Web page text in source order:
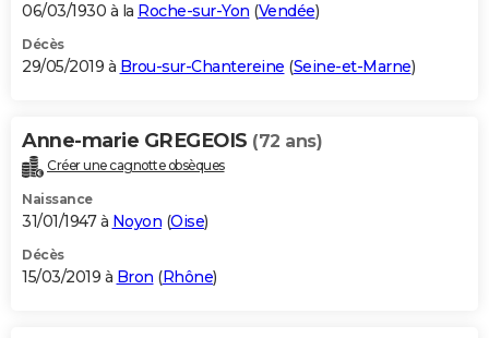
06/03/1930 à la Roche-sur-Yon (Vendée)
Décès
29/05/2019 à Brou-sur-Chantereine (Seine-et-Marne)
Anne-marie GREGEOIS (72 ans)
Créer une cagnotte obsèques
Naissance
31/01/1947 à Noyon (Oise)
Décès
15/03/2019 à Bron (Rhône)